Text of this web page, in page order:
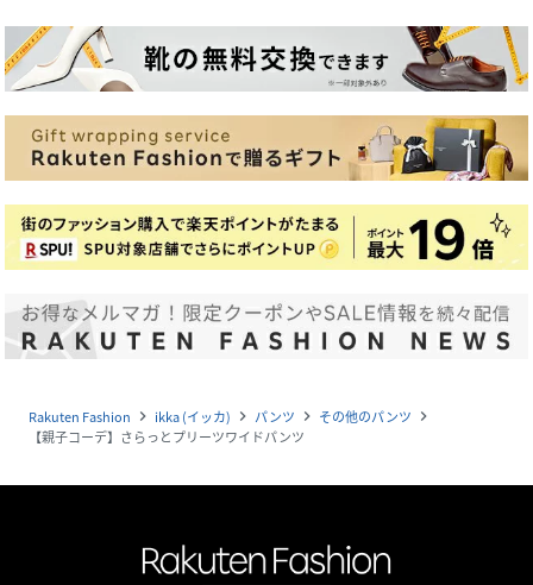
Rakuten Fashion navigate_next ikka (イッカ) navigate_next パンツ navigate_next その他のパンツ navigate_next
【親子コーデ】さらっとプリーツワイドパンツ